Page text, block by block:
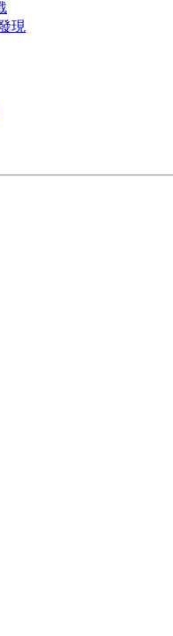
現